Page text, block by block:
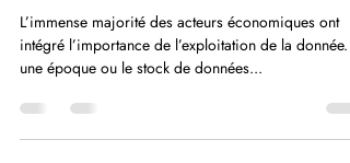
L’immense majorité des acteurs économiques ont
intégré l’importance de l’exploitation de la donnée. À
une époque ou le stock de données...